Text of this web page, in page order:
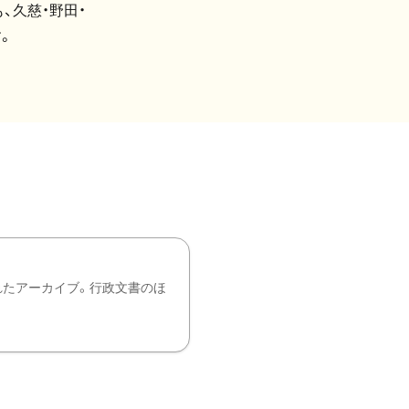
慈・野田・
アーカイブ。行政文書のほ